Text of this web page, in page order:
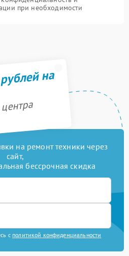
при необходимости
на
на ремонт техники через
сайт,
бессрочная скидка
с политикой конфиденциальности